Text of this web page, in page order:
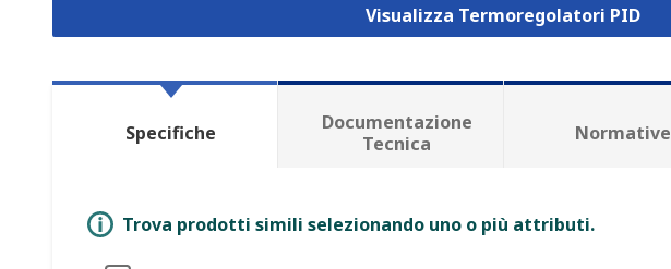
Visualizza Termoregolatori PID
Specifiche
Documentazione
Tecnica
Normative
Trova prodotti simili selezionando uno o più attributi.